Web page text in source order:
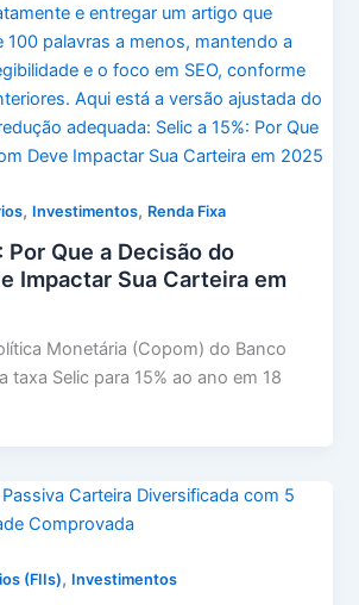
, Investimentos, Renda Fixa
Por Que a Decisão do
Impactar Sua Carteira em
Monetária (Copom) do Banco
taxa Selic para 15% ao ano em 18
(FIIs), Investimentos